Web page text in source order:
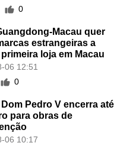
0
Macau quer
estrangeiras a
loja em Macau
06 12:51
0
Pedro V encerra até
para obras de
06 10:17